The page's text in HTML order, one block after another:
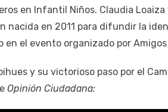
en Infantil Niños. Claudia Loaiza
nacida en 2011 para difundir la
en el evento organizado por
y su victorioso paso por el
Opinión Ciudadana: